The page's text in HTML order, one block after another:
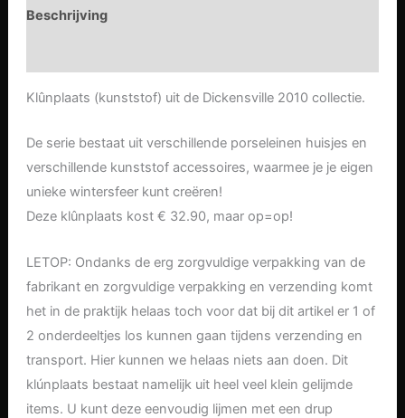
Beschrijving
Klûnplaats (kunststof) uit de Dickensville 2010 collectie.
De serie bestaat uit verschillende porseleinen huisjes en
verschillende kunststof accessoires, waarmee je je eigen
unieke wintersfeer kunt creëren!
Deze klûnplaats kost € 32.90, maar op=op!
LETOP: Ondanks de erg zorgvuldige verpakking van de
fabrikant en zorgvuldige verpakking en verzending komt
het in de praktijk helaas toch voor dat bij dit artikel er 1 of
2 onderdeeltjes los kunnen gaan tijdens verzending en
transport. Hier kunnen we helaas niets aan doen. Dit
klúnplaats bestaat namelijk uit heel veel klein gelijmde
items. U kunt deze eenvoudig lijmen met een drup